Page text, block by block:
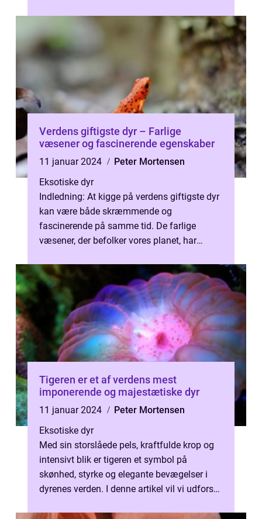
Verdens giftigste dyr – Farlige
væsener og fascinerende egenskaber
11 januar 2024
Peter Mortensen
Eksotiske dyr
Indledning: At kigge på verdens giftigste dyr
kan være både skræmmende og
fascinerende på samme tid. De farlige
væsener, der befolker vores planet, har
beskytte ...
Tigeren er et af verdens mest
imponerende og majestætiske dyr
11 januar 2024
Peter Mortensen
Eksotiske dyr
Med sin storslåede pels, kraftfulde krop og
intensivt blik er tigeren et symbol på
skønhed, styrke og elegante bevægelser i
dyrenes verden. I denne artikel vil vi udforske